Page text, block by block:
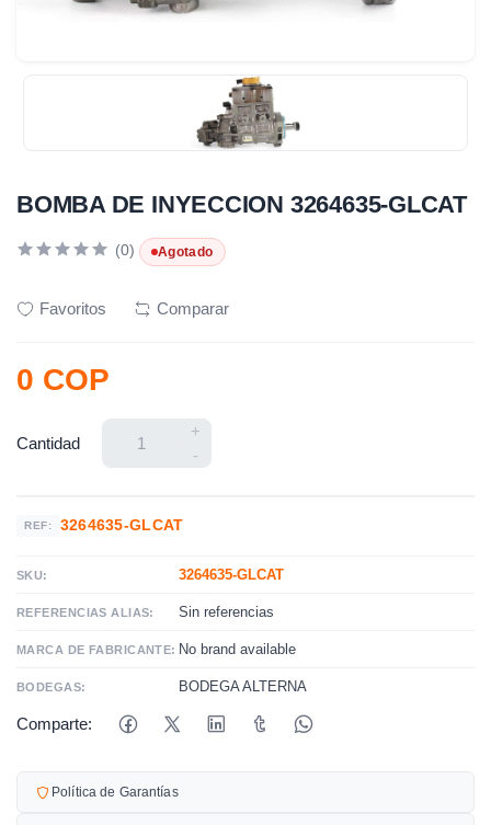
BOMBA DE INYECCION 3264635-GLCAT
(0) Agotado
Favoritos Comparar
0 COP
Cantidad
+
-
REF: 3264635-GLCAT
SKU: 3264635-GLCAT
REFERENCIAS ALIAS: Sin referencias
MARCA DE FABRICANTE: No brand available
BODEGAS: BODEGA ALTERNA
Comparte:
Política de Garantías